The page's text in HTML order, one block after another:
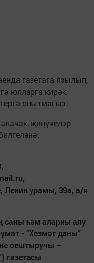
газетага язылып,
юлларга кирәк.
онытмагыз.
җиңүчеләр
Ленин урамы, 39а, а/я
саны һәм аларны алу
- “Хезмәт даны”
оештыручы –
газетасы